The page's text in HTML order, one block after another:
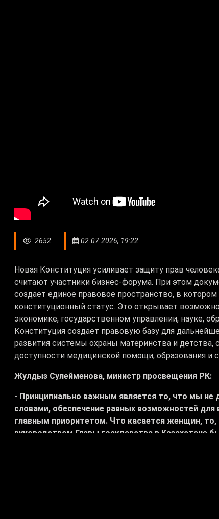
2652 02.07.2026, 19:22
Новая Конституция усиливает защиту прав
считают участники бизнес-форума. При этом
создает единое правовое пространство, в
конституционный статус. Это открывает
экономике, государственном управлении, науке,
Конституция создает правовую базу для
развития системы охраны материнства и
доступности медицинской помощи, образования и
Жулдыз Сулейменова, министр просвещения РК:
- Принципиально важным является то, что мы не
словами, обеспечение равных возможностей
главным приоритетом. Что касается женщин, то,
руководством Главы государства в Казахстане